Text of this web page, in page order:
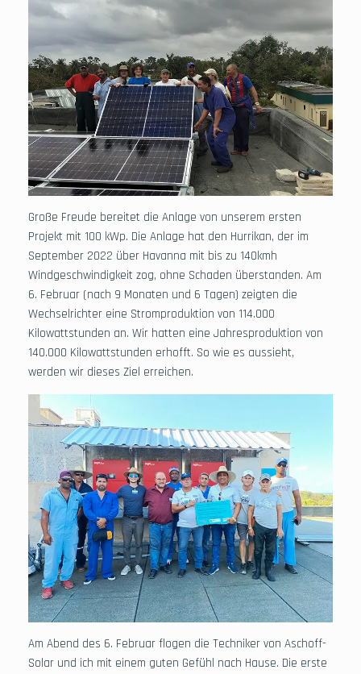
Große Freude bereitet die Anlage von unserem ersten
Projekt mit 100 kWp. Die Anlage hat den Hurrikan, der im
September 2022 über Havanna mit bis zu 140kmh
Windgeschwindigkeit zog, ohne Schaden überstanden. Am
6. Februar (nach 9 Monaten und 6 Tagen) zeigten die
Wechselrichter eine Stromproduktion von 114.000
Kilowattstunden an. Wir hatten eine Jahresproduktion von
140.000 Kilowattstunden erhofft. So wie es aussieht,
werden wir dieses Ziel erreichen.
Am Abend des 6. Februar flogen die Techniker von Aschoff-
Solar und ich mit einem guten Gefühl nach Hause. Die erste